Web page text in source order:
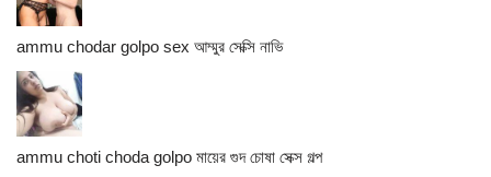
ammu chodar golpo sex আম্মুর সেক্সি নাভি
ammu choti choda golpo মায়ের গুদ চোষা সেক্স গল্প